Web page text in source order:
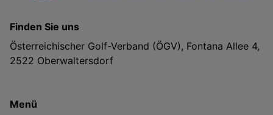
Finden Sie uns
Österreichischer Golf-Verband (ÖGV), Fontana Allee 4,
2522 Oberwaltersdorf
Menü